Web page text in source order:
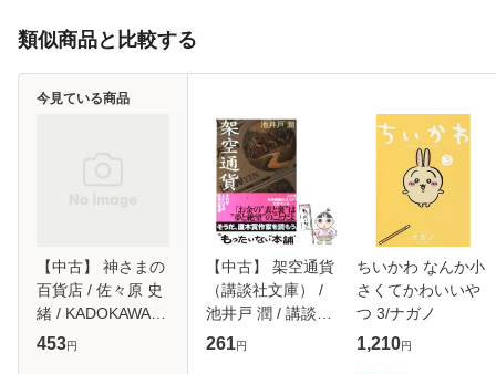
類似商品と比較する
【中古】 神さまの
百貨店 / 佐々原 史
緒 / KADOKAWA
[文庫]【メール便送
453円
今見ている商品
【中古】 架空通貨
（講談社文庫） /
池井戸 潤 / 講談社
[文庫]【メール便送
261円
ちいかわ なんか小
さくてかわいいや
つ 3/ナガノ
1,210円